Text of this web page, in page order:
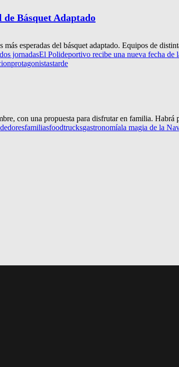
Básquet Adaptado
esperadas del básquet adaptado. Equipos de
dos jornadasEl Polideportivo recibe una nueva fecha
protagonistastarde
con una propuesta para disfrutar en familia. Habrá
familiasfoodtrucksgastronomíala magia de la